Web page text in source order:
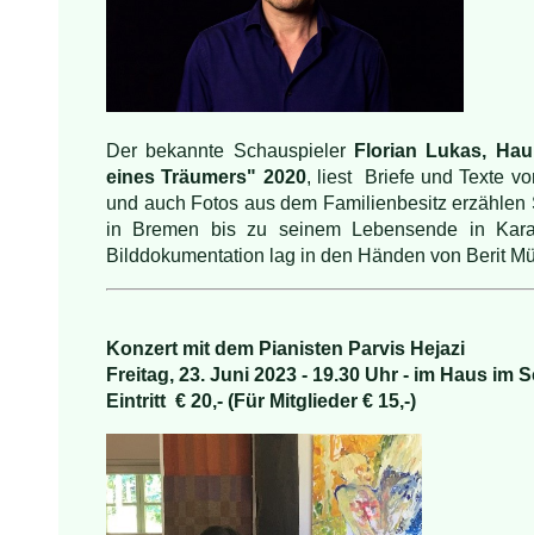
Der bekannte Schauspieler Florian Lukas,
eines Träumers" 2020, liest Briefe und Texte
und auch Fotos aus dem Familienbesitz
in Bremen bis zu seinem Lebensende in
Bilddokumentation lag in den Händen von Berit
Konzert mit dem Pianisten Parvis Hejazi
Freitag, 23. Juni 2023 - 19.30 Uhr - im Haus im
Eintritt € 20,- (Für Mitglieder € 15,-)